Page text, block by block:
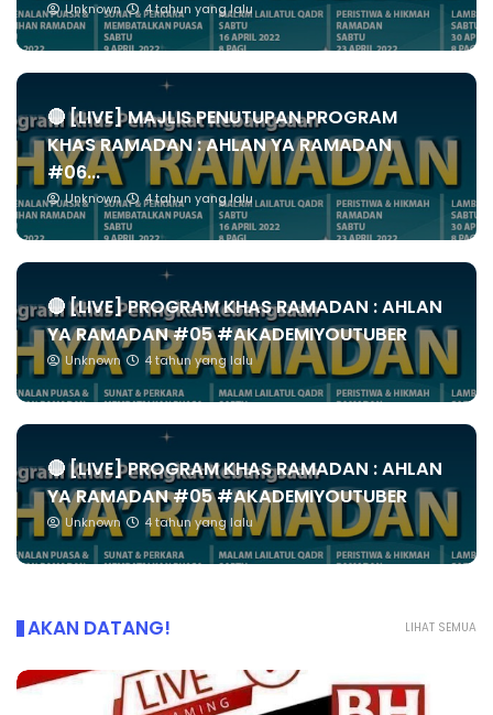
Unknown 4 tahun yang lalu
🔴 [LIVE] MAJLIS PENUTUPAN PROGRAM
KHAS RAMADAN : AHLAN YA RAMADAN
#06...
Unknown 4 tahun yang lalu
🔴 [LIVE] PROGRAM KHAS RAMADAN : AHLAN
YA RAMADAN #05 #AKADEMIYOUTUBER
Unknown 4 tahun yang lalu
🔴 [LIVE] PROGRAM KHAS RAMADAN : AHLAN
YA RAMADAN #05 #AKADEMIYOUTUBER
Unknown 4 tahun yang lalu
LIHAT SEMUA
AKAN DATANG!